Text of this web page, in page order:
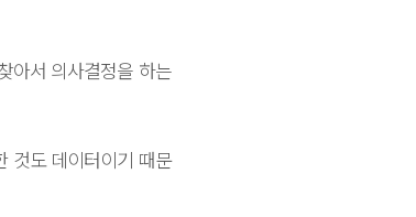
아서 의사결정을 하는
것도 데이터이기 때문